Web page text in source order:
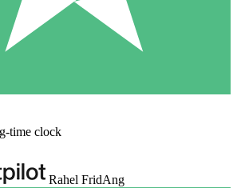
time clock
Rahel FridAng